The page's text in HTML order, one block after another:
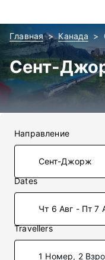
Главная Канада
Сент-
Направление
Dates
Чт 6 Авг - Пт 7
Travellers
1 Номер, 2